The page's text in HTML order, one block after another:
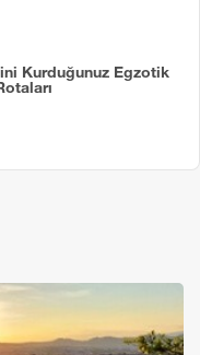
Kurduğunuz Egzotik